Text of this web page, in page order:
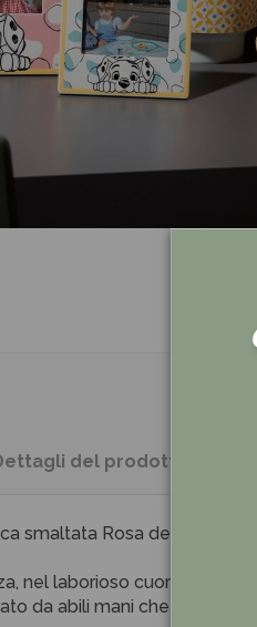
del prodotto
smaltata Rosa della Carica
nel laborioso cuore delle
da abili mani che